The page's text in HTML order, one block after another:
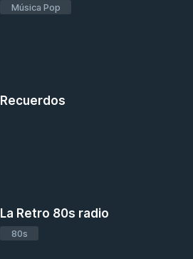
Música Pop
Recuerdos
La Retro 80s radio
80s